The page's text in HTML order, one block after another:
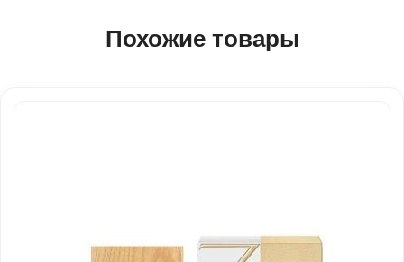
Похожие товары